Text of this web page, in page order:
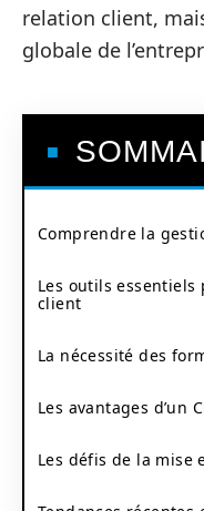
relation client,
globale de
Comprendre la
Les outils
client
La nécessité des
Les avantages d’un
Les défis de la mise